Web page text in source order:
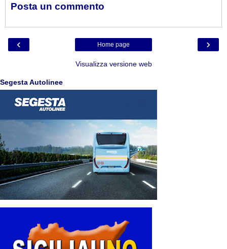
Posta un commento
‹ ›
Home page
Visualizza versione web
Segesta Autolinee